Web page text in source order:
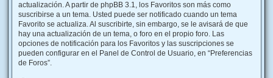
actualización. A partir de phpBB 3.1, los Favoritos son más como
suscribirse a un tema. Usted puede ser notificado cuando un tema
Favorito se actualiza. Al suscribirte, sin embargo, se le avisará de que
hay una actualización de un tema, o foro en el propio foro. Las
opciones de notificación para los Favoritos y las suscripciones se
pueden configurar en el Panel de Control de Usuario, en “Preferencias
de Foros”.